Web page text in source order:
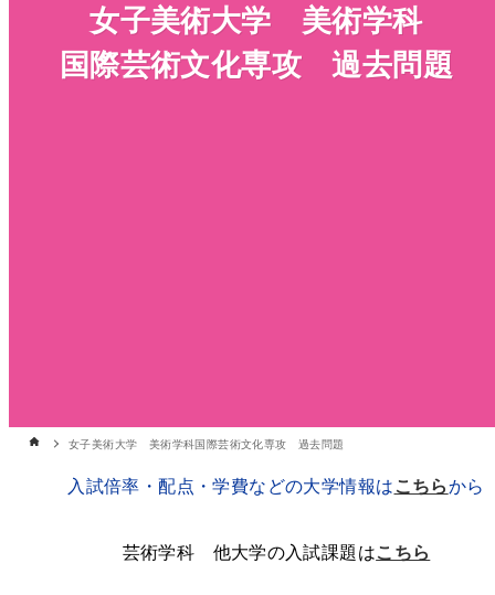
女子美術大学 美術学科
国際芸術文化専攻 過去問題
女子美術大学 美術学科国際芸術文化専攻 過去問題
入試倍率・配点・学費などの大学情報は こちらから
芸術学科 他大学の入試課題はこちら